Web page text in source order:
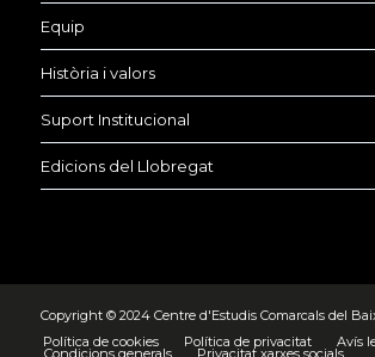
Equip
Història i valors
Suport Institucional
Edicions del Llobregat
Copyright © 2024 Centre d'Estudis Comarcals del
Política de cookies
Política de privacitat Avís